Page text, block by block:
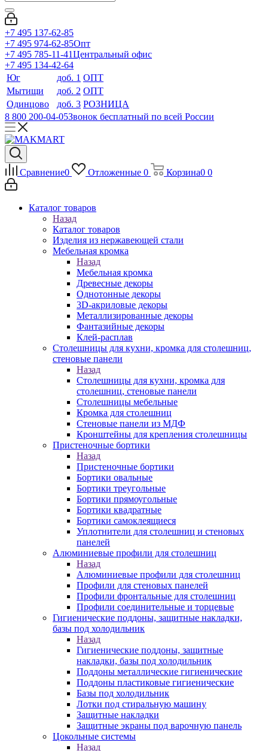
+7 495 137-62-85
+7 495 974-62-85Опт
+7 495 785-11-41Центральный офис
+7 495 134-42-64
Юг
доб. 1 ОПТ
Мытищи
доб. 2 ОПТ
Одинцово
доб. 3 РОЗНИЦА
8 800 200-04-05Звонок бесплатный по всей России
Сравнение0 Отложенные 0 Корзина0 0
Каталог товаров
Назад
Каталог товаров
Изделия из нержавеющей стали
Мебельная кромка
Назад
Мебельная кромка
Древесные декоры
Однотонные декоры
3D-акриловые декоры
Металлизированные декоры
Фантазийные декоры
Клей-расплав
Столешницы для кухни, кромка для столешниц,
стеновые панели
Назад
Столешницы для кухни, кромка для
столешниц, стеновые панели
Столешницы мебельные
Кромка для столешниц
Стеновые панели из МДФ
Кронштейны для крепления столешницы
Пристеночные бортики
Назад
Пристеночные бортики
Бортики овальные
Бортики треугольные
Бортики прямоугольные
Бортики квадратные
Бортики самоклеящиеся
Уплотнители для столешниц и стеновых
панелей
Алюминиевые профили для столешниц
Назад
Алюминиевые профили для столешниц
Профили для стеновых панелей
Профили фронтальные для столешниц
Профили соединительные и торцевые
Гигиенические поддоны, защитные накладки,
базы под холодильник
Назад
Гигиенические поддоны, защитные
накладки, базы под холодильник
Поддоны металлические гигиенические
Поддоны пластиковые гигиенические
Базы под холодильник
Лотки под стиральную машину
Защитные накладки
Защитные экраны под варочную панель
Цокольные системы
Назад